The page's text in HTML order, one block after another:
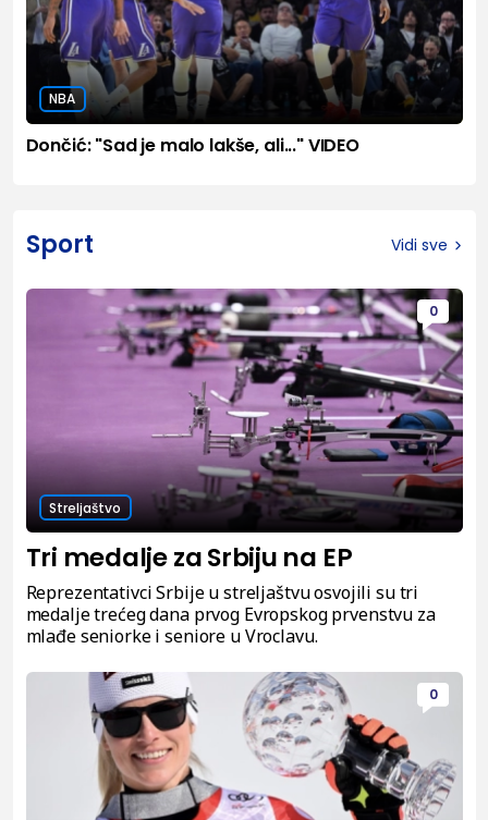
NBA
Dončić: "Sad je malo lakše, ali..." VIDEO
Sport Vidi sve
0
Streljaštvo
Tri medalje za Srbiju na EP
Reprezentativci Srbije u streljaštvu osvojili su tri
medalje trećeg dana prvog Evropskog prvenstvu za
mlađe seniorke i seniore u Vroclavu.
0